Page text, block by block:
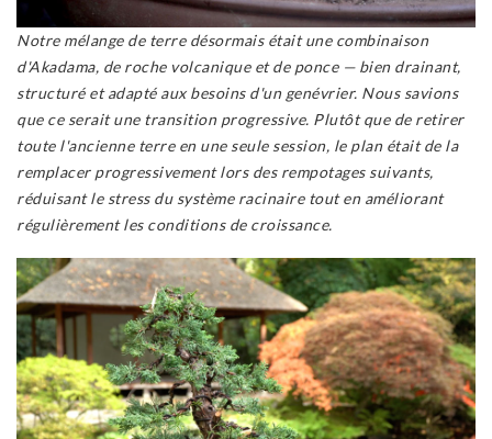
Notre mélange de terre désormais était une combinaison
d'Akadama, de roche volcanique et de ponce — bien drainant,
structuré et adapté aux besoins d'un genévrier. Nous savions
que ce serait une transition progressive. Plutôt que de retirer
toute l'ancienne terre en une seule session, le plan était de la
remplacer progressivement lors des rempotages suivants,
réduisant le stress du système racinaire tout en améliorant
régulièrement les conditions de croissance.